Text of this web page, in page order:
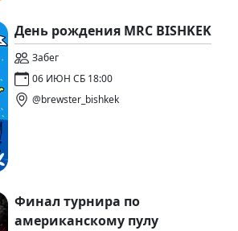
День рождения MRC BISHKEK
Забег
06 ИЮН СБ 18:00
@brewster_bishkek
Финал турнира по
американскому пулу